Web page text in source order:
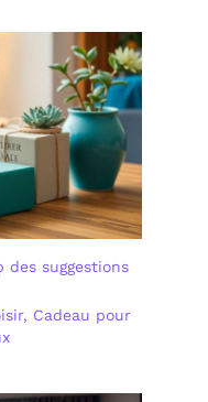
suggestions
, Cadeau pour